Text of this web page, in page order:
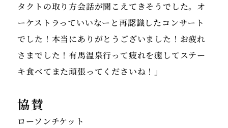
タクトの取り方会話が聞こえてきそうでした。オ
ーケストラっていいなーと再認識したコンサート
でした！本当にありがとうございました！お疲れ
さまでした！有馬温泉行って疲れを癒してステー
協賛
ローソンチケット